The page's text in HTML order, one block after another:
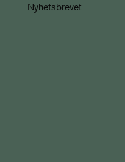
Nyhetsbrevet